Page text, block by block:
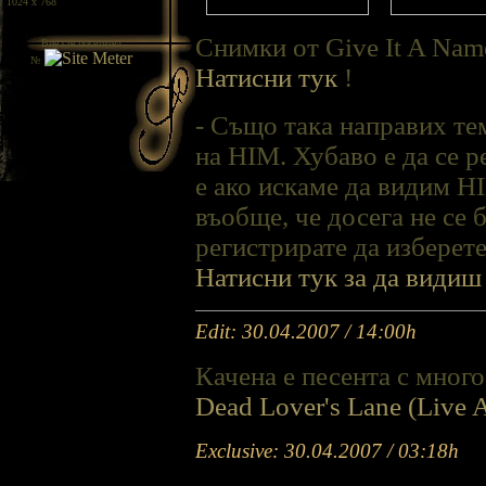
Вие сте посетител
№
Снимки от Give It A
Натисни тук !
- Също така направих
на HIM. Хубаво е да се
е ако искаме да видим
въобще, че досега не се
регистрирате да
Натисни тук за да видиш
Edit: 30.04.2007 / 14:00h
Качена е песента с
Dead Lover's Lane (Live
Exclusive: 30.04.2007 / 03:18h